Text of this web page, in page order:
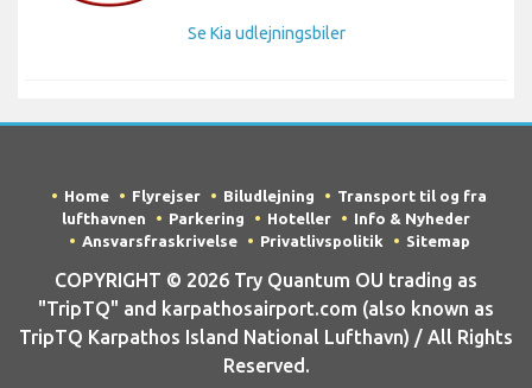
Se Kia udlejningsbiler
Home Flyrejser Biludlejning
Transport til og fra
lufthavnen
Parkering Hoteller
Info & Nyheder
Ansvarsfraskrivelse
Privatlivspolitik Sitemap
COPYRIGHT © 2026 Try Quantum OU trading as
"TripTQ" and karpathosairport.com (also known as
TripTQ Karpathos Island National Lufthavn) / All Rights
Reserved.